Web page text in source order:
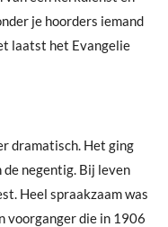
je hoorders iemand
laatst het Evangelie
dramatisch. Het ging
de negentig. Bij leven
Heel spraakzaam was
voorganger die in 1906